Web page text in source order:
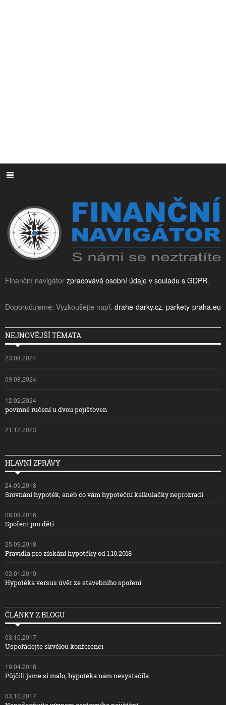
Finanční navigátor zpracovává osobní údaje v souladu s GDPR.
Doporučujeme: Vyzkoušejte např. drahe-darky.cz, parkety-praha.eu
NEJNOVĚJŠÍ TÉMATA
23.08.2024
09.08.2024
12.02.2024
povinné ručení u dvou pojišťoven
21.12.2023
HLAVNÍ ZPRÁVY
24.09.2018
Srovnání hypoték, aneb co vám hypoteční kalkulačky neprozradí
08.08.2016
Spoření pro děti
25.09.2018
Pravidla pro získání hypotéky od 1.10.2018
03.01.2019
Hypotéka versus úvěr ze stavebního spoření
ČLÁNKY Z BLOGU
03.10.2017
Uspořádejte skvělou konferenci
19.04.2018
Půjčili jsme si málo, hypotéka nám nevystačila
03.10.2017